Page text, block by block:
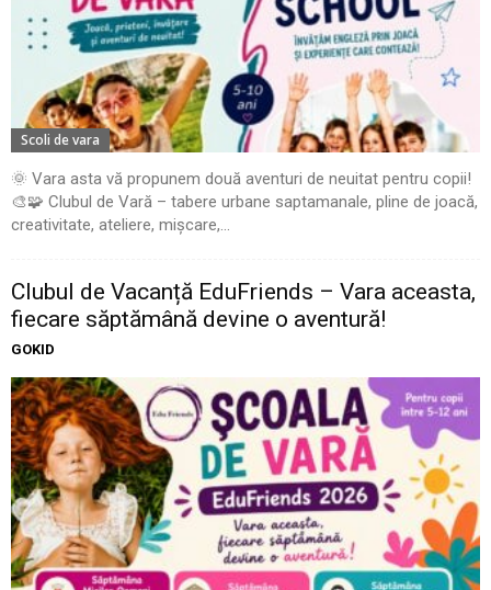
Scoli de vara
🌞 Vara asta vă propunem două aventuri de neuitat pentru copii!
🎨🧩 Clubul de Vară – tabere urbane saptamanale, pline de joacă,
creativitate, ateliere, mișcare,...
Clubul de Vacanță EduFriends – Vara aceasta,
fiecare săptămână devine o aventură!
GOKID